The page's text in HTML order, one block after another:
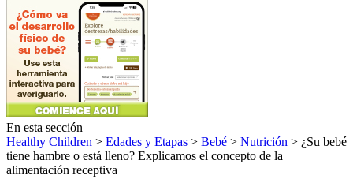
En esta sección
Healthy Children > Edades y Etapas > Bebé > Nutrición > ¿Su bebé
tiene hambre o está lleno? Explicamos el concepto de la
alimentación receptiva